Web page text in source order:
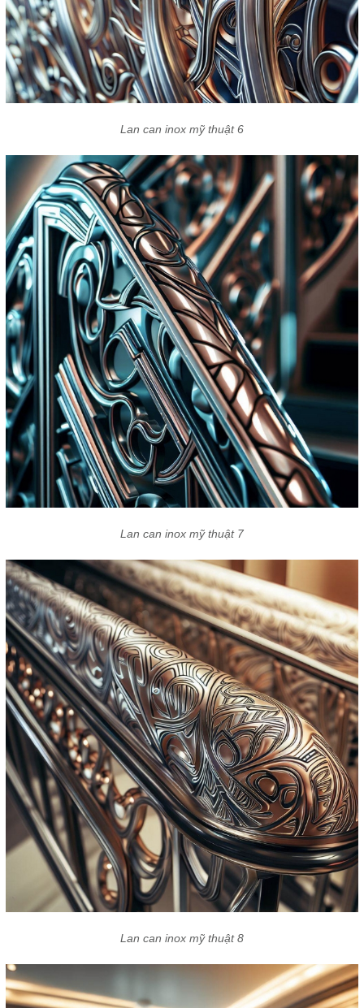
Lan can inox mỹ thuật 6
Lan can inox mỹ thuật 7
Lan can inox mỹ thuật 8